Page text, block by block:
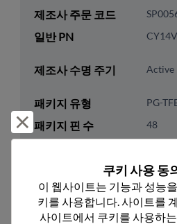
제조사 주문 코드
일반 PN
제조사 수명 주기 Active
패키지 유형 PG-
패키지 핀 수 48
Yes
패키지 유형 Tray
패키지 수량 1495
거부 및 닫기
쿠키 사용 동
이 웹사이트는 기능과 성능
키를 사용합니다. 사이트를
사이트에서 쿠키를 사용하